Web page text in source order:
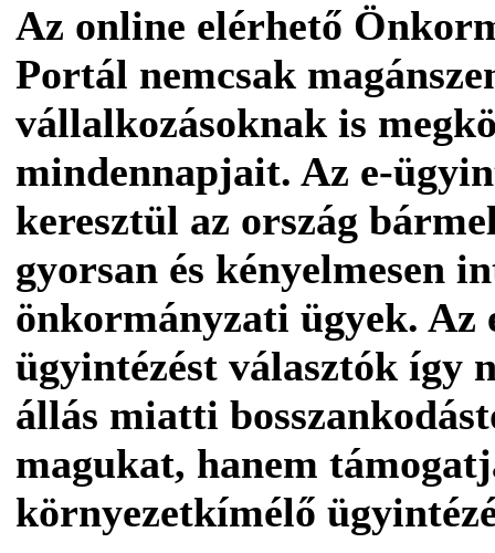
Az online elérhető
Portál nemcsak
vállalkozásoknak is
mindennapjait. Az e-
keresztül az ország
gyorsan és kényelmesen
önkormányzati ügyek. Az
ügyintézést választók így
állás miatti
magukat, hanem
környezetkímélő